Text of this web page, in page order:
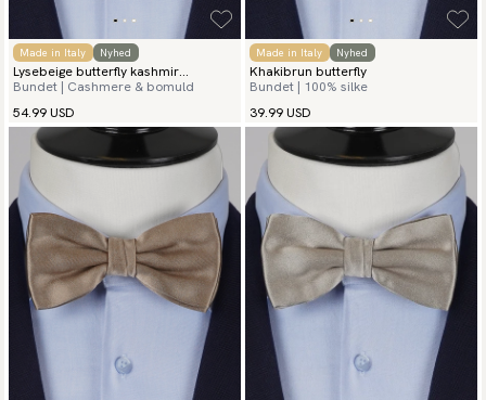
Made in Italy Nyhed
Lysebeige butterfly kashmir
grenadine
Bundet | Cashmere & bomuld
54.99 USD
Made in Italy Nyhed
Khakibrun butterfly
Bundet | 100% silke
39.99 USD